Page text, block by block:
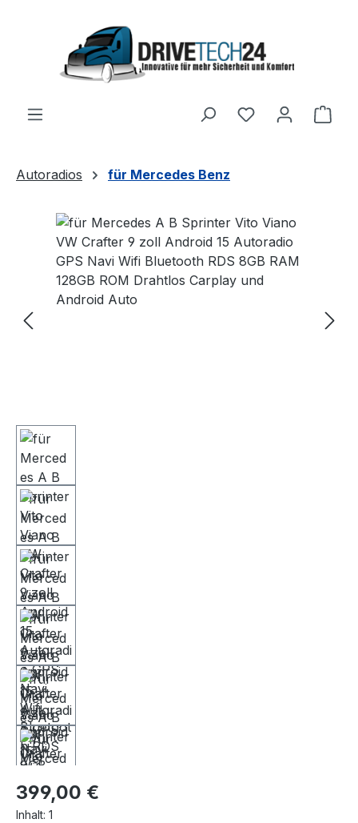
Autoradios für Mercedes Benz
Bildergalerie überspringen
Regulärer Preis:
399,00 €
Inhalt: 1